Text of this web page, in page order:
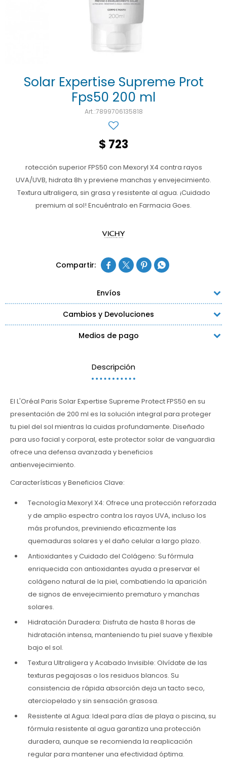
Solar Expertise Supreme Prot
Fps50 200 ml
7899706135818
$ 723
rotección superior FPS50 con Mexoryl X4 contra rayos
UVA/UVB, hidrata 8h y previene manchas y envejecimiento.
Textura ultraligera, sin grasa y resistente al agua. ¡Cuidado
premium al sol! Encuéntralo en Farmacia Goes.
   
Envíos
Cambios y Devoluciones
Medios de pago
Descripción
El L'Oréal Paris Solar Expertise Supreme Protect FPS50 en su
presentación de 200 ml es la solución integral para proteger
tu piel del sol mientras la cuidas profundamente. Diseñado
para uso facial y corporal, este protector solar de vanguardia
ofrece una defensa avanzada y beneficios
antienvejecimiento.
Características y Beneficios Clave:
Tecnología Mexoryl X4: Ofrece una protección reforzada
y de amplio espectro contra los rayos UVA, incluso los
más profundos, previniendo eficazmente las
quemaduras solares y el daño celular a largo plazo.
Antioxidantes y Cuidado del Colágeno: Su fórmula
enriquecida con antioxidantes ayuda a preservar el
colágeno natural de la piel, combatiendo la aparición
de signos de envejecimiento prematuro y manchas
solares.
Hidratación Duradera: Disfruta de hasta 8 horas de
hidratación intensa, manteniendo tu piel suave y flexible
bajo el sol.
Textura Ultraligera y Acabado Invisible: Olvídate de las
texturas pegajosas o los residuos blancos. Su
consistencia de rápida absorción deja un tacto seco,
aterciopelado y sin sensación grasosa.
Resistente al Agua: Ideal para días de playa o piscina, su
fórmula resistente al agua garantiza una protección
duradera, aunque se recomienda la reaplicación
regular para mantener una efectividad óptima.
Test de autodiagnóstico
Jarabes